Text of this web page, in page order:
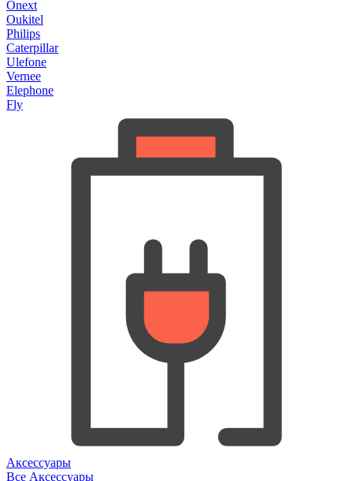
Onext
Oukitel
Philips
Caterpillar
Ulefone
Vernee
Elephone
Fly
Аксессуары
Все Аксессуары